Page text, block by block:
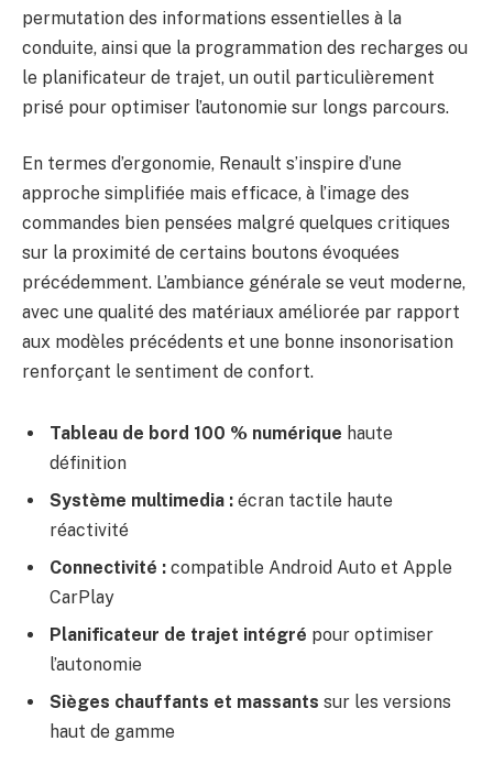
permutation des informations essentielles à la
conduite, ainsi que la programmation des recharges ou
le planificateur de trajet, un outil particulièrement
prisé pour optimiser l’autonomie sur longs parcours.
En termes d’ergonomie, Renault s’inspire d’une
approche simplifiée mais efficace, à l’image des
commandes bien pensées malgré quelques critiques
sur la proximité de certains boutons évoquées
précédemment. L’ambiance générale se veut moderne,
avec une qualité des matériaux améliorée par rapport
aux modèles précédents et une bonne insonorisation
renforçant le sentiment de confort.
Tableau de bord 100 % numérique haute
définition
Système multimedia : écran tactile haute
réactivité
Connectivité : compatible Android Auto et Apple
CarPlay
Planificateur de trajet intégré pour optimiser
l’autonomie
Sièges chauffants et massants sur les versions
haut de gamme